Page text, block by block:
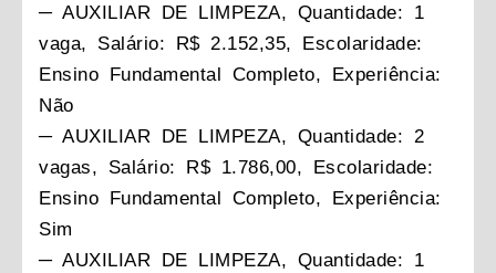
─ AUXILIAR DE LIMPEZA, Quantidade: 1
vaga, Salário: R$ 2.152,35, Escolaridade:
Ensino Fundamental Completo, Experiência:
Não
─ AUXILIAR DE LIMPEZA, Quantidade: 2
vagas, Salário: R$ 1.786,00, Escolaridade:
Ensino Fundamental Completo, Experiência:
Sim
─ AUXILIAR DE LIMPEZA, Quantidade: 1